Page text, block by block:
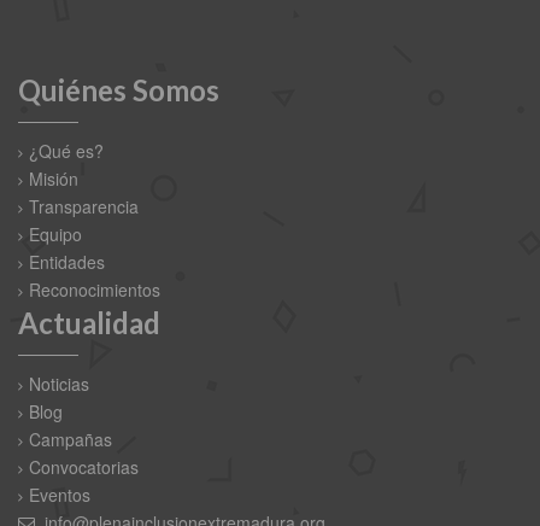
Quiénes Somos
¿Qué es?
Misión
Transparencia
Equipo
Entidades
Reconocimientos
Actualidad
Noticias
Blog
Campañas
Convocatorias
Eventos